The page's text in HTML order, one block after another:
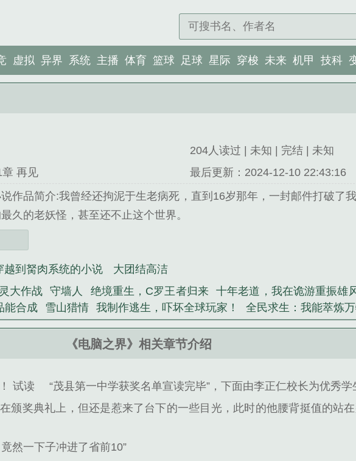
虚拟 异界 系统 主播 体育 篮球 足球 星际 穿梭 未来 机甲 技科
204人读过 | 未知 | 完结 | 未知
再见
最后更新：2024-12-10 22:43:16
说作品简介:我曾经还拘泥于生老病死，直到16岁那年，一封邮件打破了
久的老妖怪，甚至还不止这个世界。
越到胬肉系统的小说
大团结高洁
大作战 守墙人 绝境重生，C罗王者归来 十年老道，我在诡游重振雄
能合成 雪山猎情 我制作逃生，吓坏全球玩家！ 全民求生：我能萃炼
《电脑之界》相关章节介绍
试读
“茂县第一中学获奖名单宣读完毕”，下面由李正仁校长为优秀学
颁奖典礼上，但还是惹来了台下的一些目光，此时的他腰背挺值的站
然一下子冲进了省前10”